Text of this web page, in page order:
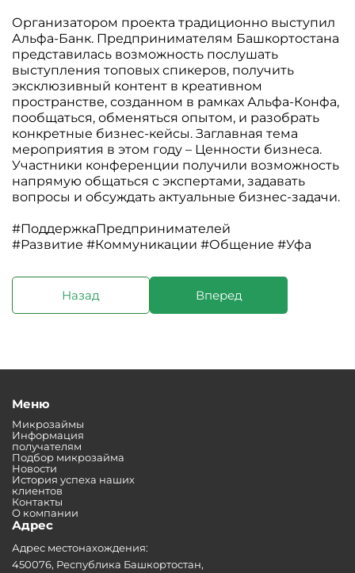
Организатором проекта традиционно выступил
Альфа-Банк. Предпринимателям Башкортостана
представилась возможность послушать
выступления топовых спикеров, получить
эксклюзивный контент в креативном
пространстве, созданном в рамках Альфа-Конфа,
пообщаться, обменяться опытом, и разобрать
конкретные бизнес-кейсы. Заглавная тема
мероприятия в этом году – Ценности бизнеса.
Участники конференции получили возможность
напрямую общаться с экспертами, задавать
вопросы и обсуждать актуальные бизнес-задачи.
#ПоддержкаПредпринимателей
#Развитие #Коммуникации #Общение #Уфа
Назад Вперед
Меню
Микрозаймы
Информация
получателям
Подбор микрозайма
Новости
История успеха наших
клиентов
Контакты
О компании
Адрес
Адрес местонахождения:
450076, Республика Башкортостан,